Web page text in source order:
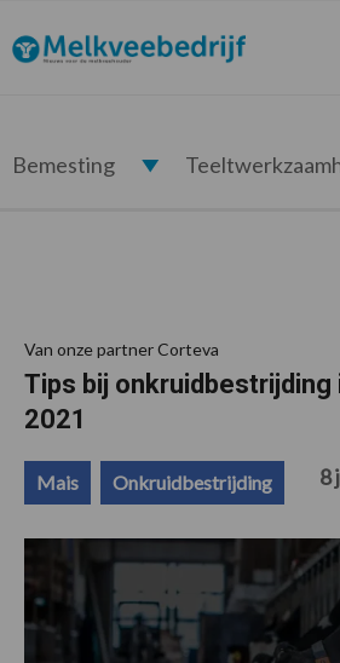
de
hoofdnavigatie
de
hoofd
de
eerste
de
voettekst
Melkveebedrijf.nl
Bemesting
Van onze partner Corteva
Tips bij onkruidbestrijding
2021
Mais Onkruidbestrijding 8